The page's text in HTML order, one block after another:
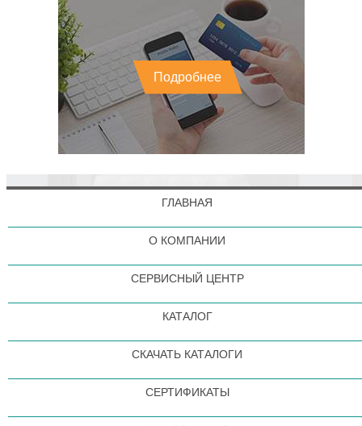
Подробнее
ГЛАВНАЯ
О КОМПАНИИ
СЕРВИСНЫЙ ЦЕНТР
КАТАЛОГ
СКАЧАТЬ КАТАЛОГИ
СЕРТИФИКАТЫ